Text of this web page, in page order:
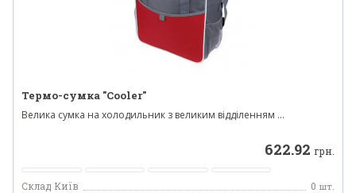
Термо-сумка "Cooler"
Велика сумка на холодильник з великим відділенням ...
622.92 грн.
Склад Київ 0 шт.